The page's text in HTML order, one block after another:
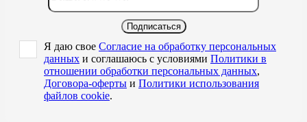
Подписаться
Я даю свое Согласие на обработку персональных
данных и соглашаюсь с условиями Политики в
отношении обработки персональных данных,
Договора-оферты и Политики использования
файлов cookie.